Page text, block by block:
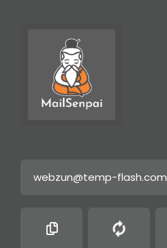
webzun@temp-flash.com